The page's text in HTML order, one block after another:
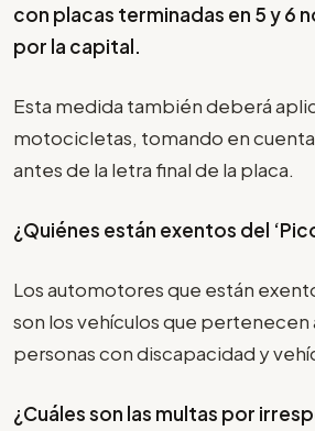
con placas terminadas en 5 y 6
por la capital.
Esta medida también deberá
motocicletas, tomando en
antes de la letra final de la placa.
¿Quiénes están exentos del
Los automotores que están
son los vehículos que pertenecen
personas con discapacidad y
¿Cuáles son las multas por